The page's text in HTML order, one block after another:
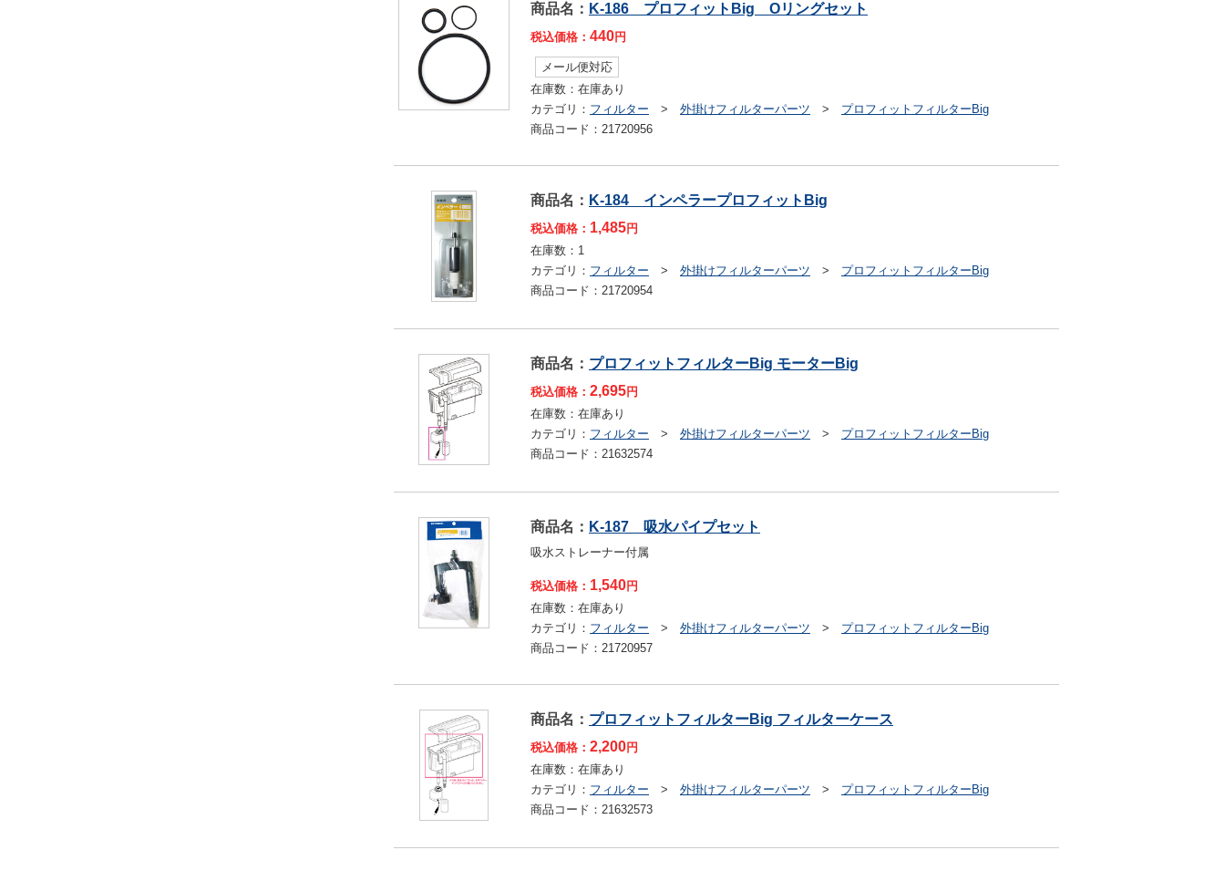
商品名： K-186 プロフィットBig Oリングセット
税込価格： 440円
メール便対応
在庫数： 在庫あり
カテゴリ： フィルター > 外掛けフィルターパーツ > プロフィットフィルターBig
商品コード： 21720956
商品名： K-184 インペラープロフィットBig
税込価格： 1,485円
在庫数： 1
カテゴリ： フィルター > 外掛けフィルターパーツ > プロフィットフィルターBig
商品コード： 21720954
商品名： プロフィットフィルターBig モーターBig
税込価格： 2,695円
在庫数： 在庫あり
カテゴリ： フィルター > 外掛けフィルターパーツ > プロフィットフィルターBig
商品コード： 21632574
商品名： K-187 吸水パイプセット
吸水ストレーナー付属
税込価格： 1,540円
在庫数： 在庫あり
カテゴリ： フィルター > 外掛けフィルターパーツ > プロフィットフィルターBig
商品コード： 21720957
商品名： プロフィットフィルターBig フィルターケース
税込価格： 2,200円
在庫数： 在庫あり
カテゴリ： フィルター > 外掛けフィルターパーツ > プロフィットフィルターBig
商品コード： 21632573